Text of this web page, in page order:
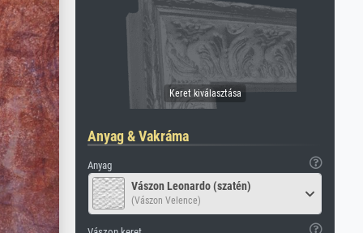
Anyag & Vakráma
Anyag
Vászon Leonardo (szatén)
(Vászon Velence)